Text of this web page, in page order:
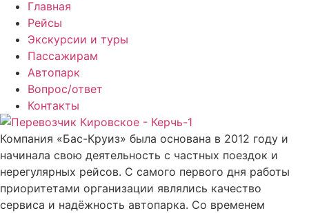
Главная
Рейсы
Экскурсии и туры
Пассажирам
Автопарк
Вопрос/ответ
Контакты
Компания «Бас-Круиз» была основана в 2012 году и
начинала свою деятельность с частных поездок и
нерегулярных рейсов. С самого первого дня работы
приоритетами организации являлись качество
сервиса и надёжность автопарка. Со временем